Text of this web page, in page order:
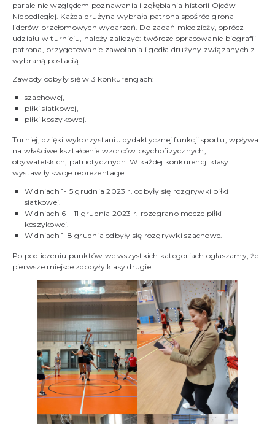
paralelnie względem poznawania i zgłębiania historii Ojców
Niepodległej. Każda drużyna wybrała patrona spośród grona
liderów przełomowych wydarzeń. Do zadań młodzieży, oprócz
udziału w turnieju, należy zaliczyć: twórcze opracowanie biografii
patrona, przygotowanie zawołania i godła drużyny związanych z
wybraną postacią.
Zawody odbyły się w 3 konkurencjach:
szachowej,
piłki siatkowej,
piłki koszykowej.
Turniej, dzięki wykorzystaniu dydaktycznej funkcji sportu, wpływa
na właściwe kształcenie wzorców psychofizycznych,
obywatelskich, patriotycznych. W każdej konkurencji klasy
wystawiły swoje reprezentacje.
W dniach 1- 5 grudnia 2023 r. odbyły się rozgrywki piłki
siatkowej.
W dniach 6 – 11 grudnia 2023 r. rozegrano mecze piłki
koszykowej.
W dniach 1-8 grudnia odbyły się rozgrywki szachowe.
Po podliczeniu punktów we wszystkich kategoriach ogłaszamy, że
pierwsze miejsce zdobyły klasy drugie.